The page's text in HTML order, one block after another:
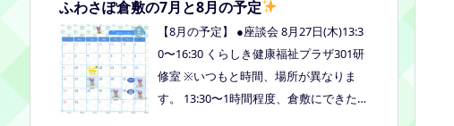
ある方はぜひお越しください
ふわさぽ倉敷の7月と8月の予定
【8月の予定】 ●座談会 8月27日(木)13:3
0〜16:30 くらしき健康福祉プラザ301研
修室 ※いつもと時間、場所が異なりま
す。 13:30〜1時間程度、倉敷にできた通